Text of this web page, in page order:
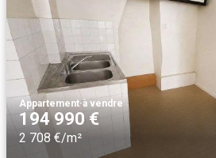
Appartement·à vendre
194 990 €
2 708 €/m²